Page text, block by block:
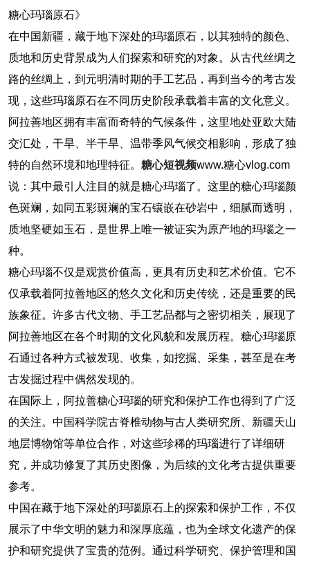
糖心玛瑙原石》
在中国新疆，藏于地下深处的玛瑙原石，以其独特的颜色、
质地和历史背景成为人们探索和研究的对象。从古代丝绸之
路的丝绸上，到元明清时期的手工艺品，再到当今的考古发
现，这些玛瑙原石在不同历史阶段承载着丰富的文化意义。
阿拉善地区拥有丰富而奇特的气候条件，这里地处亚欧大陆
交汇处，干旱、半干旱、温带季风气候交相影响，形成了独
特的自然环境和地理特征。 糖心短视频www.糖心vlog.com
说：其中最引人注目的就是糖心玛瑙了。这里的糖心玛瑙颜
色斑斓，如同五彩斑斓的宝石镶嵌在砂岩中，细腻而透明，
质地坚硬如玉石，是世界上唯一被证实为原产地的玛瑙之一
种。
糖心玛瑙不仅是观赏价值高，更具有历史和艺术价值。它不
仅承载着阿拉善地区的悠久文化和历史传统，还是重要的民
族象征。许多古代文物、手工艺品都与之密切相关，展现了
阿拉善地区在各个时期的文化风貌和发展历程。糖心玛瑙原
石通过各种方式被发现、收集，如挖掘、采集，甚至是在考
古发掘过程中偶然发现的。
在国际上，阿拉善糖心玛瑙的研究和保护工作也得到了广泛
的关注。中国科学院古脊椎动物与古人类研究所、新疆天山
地层博物馆等单位合作，对这些珍稀的玛瑙进行了详细研
究，并成功修复了其历史图像，为后续的文化考古提供重要
参考。
中国在藏于地下深处的玛瑙原石上的探索和保护工作，不仅
展示了中华文明的魅力和深厚底蕴，也为全球文化遗产的保
护和研究提供了宝贵的范例。通过科学研究、保护管理和国